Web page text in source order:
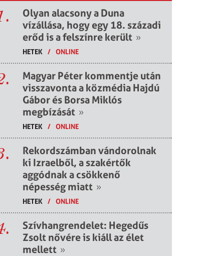
Olyan alacsony a Duna
vízállása, hogy egy 18. századi
erőd is a felszínre került »
HETEK / ONLINE
Magyar Péter kommentje után
visszavonta a közmédia Hajdú
Gábor és Borsa Miklós
megbízását »
HETEK / ONLINE
Rekordszámban vándorolnak
ki Izraelből, a szakértők
aggódnak a csökkenő
népesség miatt »
HETEK / ONLINE
Szívhangrendelet: Hegedűs
Zsolt nővére is kiáll az élet
mellett »